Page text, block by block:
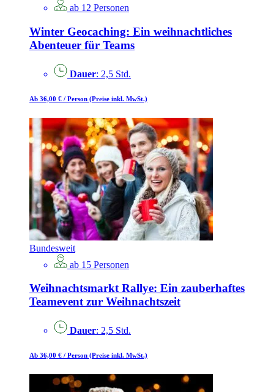
ab 12 Personen
Winter Geocaching: Ein weihnachtliches
Abenteuer für Teams
Dauer: 2,5 Std.
Ab 36,00 € / Person (Preise inkl. MwSt.)
Bundesweit
ab 15 Personen
Weihnachtsmarkt Rallye: Ein zauberhaftes
Teamevent zur Weihnachtszeit
Dauer: 2,5 Std.
Ab 36,00 € / Person (Preise inkl. MwSt.)